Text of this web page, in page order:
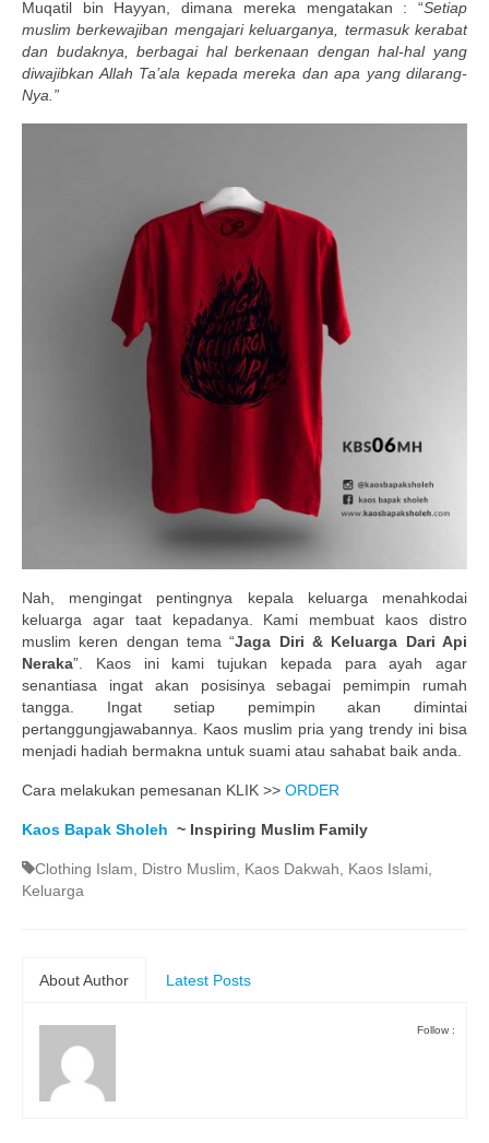
Muqatil bin Hayyan, dimana mereka mengatakan : “Setiap
muslim berkewajiban mengajari keluarganya, termasuk kerabat
dan budaknya, berbagai hal berkenaan dengan hal-hal yang
diwajibkan Allah Ta’ala kepada mereka dan apa yang dilarang-
Nya.”
Nah, mengingat pentingnya kepala keluarga menahkodai
keluarga agar taat kepadanya. Kami membuat kaos distro
muslim keren dengan tema “Jaga Diri & Keluarga Dari Api
Neraka”. Kaos ini kami tujukan kepada para ayah agar
senantiasa ingat akan posisinya sebagai pemimpin rumah
tangga. Ingat setiap pemimpin akan dimintai
pertanggungjawabannya. Kaos muslim pria yang trendy ini bisa
menjadi hadiah bermakna untuk suami atau sahabat baik anda.
Cara melakukan pemesanan KLIK >> ORDER
Kaos Bapak Sholeh ~ Inspiring Muslim Family
Clothing Islam Distro Muslim Kaos Dakwah Kaos Islami
Keluarga
About Author Latest Posts
Follow :